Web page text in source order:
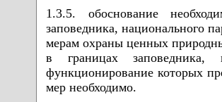
1.3.5. обоснование
заповедника, национального
мерам охраны ценных
в границах заповедника,
функционирование которых
мер необходимо.